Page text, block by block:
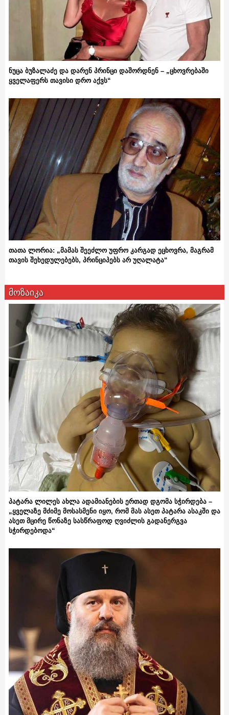
ნუცა ბუზალაძე და დარენ პრინცი დაშორდნენ – „ცხოვრებაში
ყველაფერს თავისი დრო აქვს“
თათა ლორია: „მამას შეეძლო უფრო კარგად ეცხოვრა, მაგრამ
თავის შეხედულებებს, პრინციპებს არ უღალატა“
მოზაიკა
პატარა ლილეს ახლა ადამიანების ერთად დგომა სჭირდება –
„ყველაზე მძიმე მოსასმენი იყო, რომ მას ასეთ პატარა ასაკში და
ასეთ მცირე წონაზე სასწრაფოდ ღვიძლის გადანერგვა
სჭირდებოდა“